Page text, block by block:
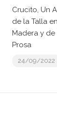
Crucito, Un
de la Talla en
Madera y de
Prosa
24/09/2022